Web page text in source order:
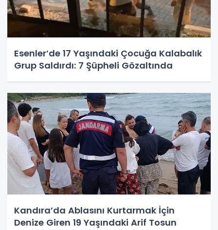
Esenler’de 17 Yaşındaki Çocuğa Kalabalık
Grup Saldırdı: 7 Şüpheli Gözaltında
Kandıra’da Ablasını Kurtarmak İçin
Denize Giren 19 Yaşındaki Arif Tosun